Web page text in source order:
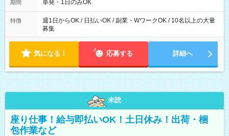
期間 単発・1日のみOK
特徴
週1日からOK / 日払いOK / 副業・WワークOK / 10名以上の大量
募集
気になる！ 応募する 詳細へ
未読
座り仕事！給与即払いOK！土日休み！出荷・梱
包作業など